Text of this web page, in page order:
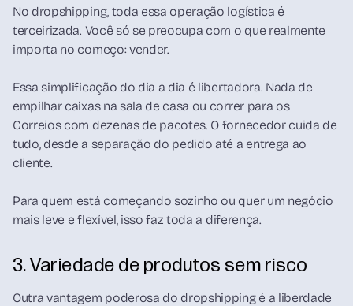
No dropshipping, toda essa operação logística é
terceirizada. Você só se preocupa com o que realmente
importa no começo: vender.
Essa simplificação do dia a dia é libertadora. Nada de
empilhar caixas na sala de casa ou correr para os
Correios com dezenas de pacotes. O fornecedor cuida de
tudo, desde a separação do pedido até a entrega ao
cliente.
Para quem está começando sozinho ou quer um negócio
mais leve e flexível, isso faz toda a diferença.
3. Variedade de produtos sem risco
Outra vantagem poderosa do dropshipping é a liberdade